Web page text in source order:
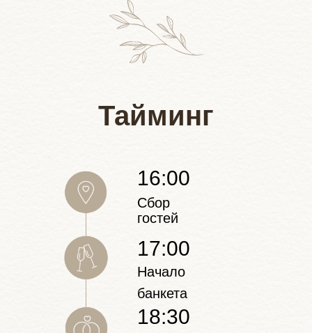
Тайминг
Сбор
гостей
Начало
банкета
16:00
17:00
18:30